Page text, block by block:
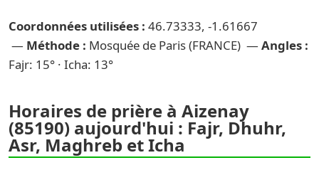
Coordonnées utilisées : 46.73333, -1.61667
— Méthode : Mosquée de Paris (FRANCE) — Angles :
Fajr: 15° · Icha: 13°
Horaires de prière à Aizenay
(85190) aujourd'hui : Fajr, Dhuhr,
Asr, Maghreb et Icha